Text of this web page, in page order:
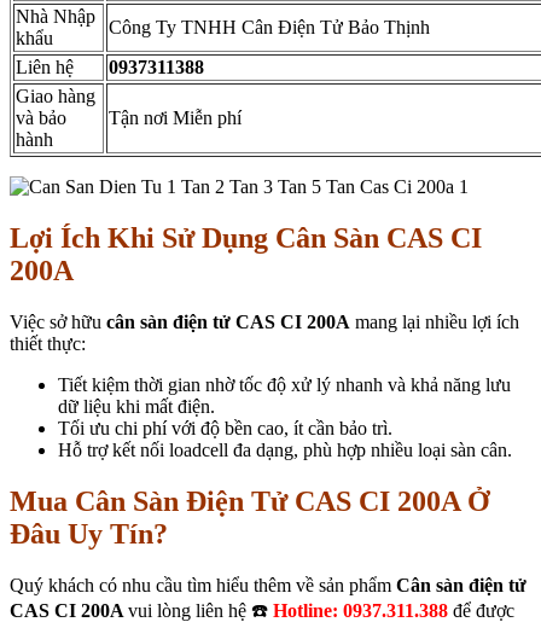
Nhà Nhập
khẩu
Công Ty TNHH Cân Điện Tử Bảo Thịnh
Liên hệ
0937311388
Giao hàng
và bảo
hành
Tận nơi Miễn phí
Lợi Ích Khi Sử Dụng Cân Sàn CAS CI
200A
Việc sở hữu cân sàn điện tử CAS CI 200A mang lại nhiều lợi ích
thiết thực:
Tiết kiệm thời gian nhờ tốc độ xử lý nhanh và khả năng lưu
dữ liệu khi mất điện.
Tối ưu chi phí với độ bền cao, ít cần bảo trì.
Hỗ trợ kết nối loadcell đa dạng, phù hợp nhiều loại sàn cân.
Mua Cân Sàn Điện Tử CAS CI 200A Ở
Đâu Uy Tín?
Quý khách có nhu cầu tìm hiểu thêm về sản phẩm Cân sàn điện tử
CAS CI 200A vui lòng liên hệ ☎️ Hotline: 0937.311.388 để được